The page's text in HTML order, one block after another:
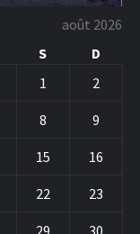
août 2026
S
D
1
2
8 9
15 16
22 23
29 30